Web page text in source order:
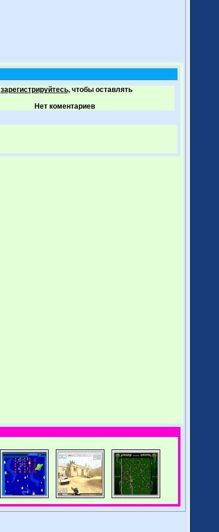
зарегистрируйтесь,чтобы оставлять
Нет коментариев